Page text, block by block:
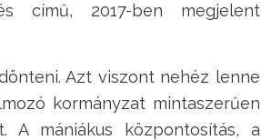
című, 2017-ben megjelent
Azt viszont nehéz lenne
kormányzat mintaszerűen
A mániákus központosítás, a